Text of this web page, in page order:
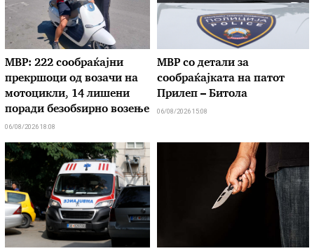
МВР: 222 сообраќајни
прекршоци од возачи на
мотоцикли, 14 лишени
поради безобѕирно возење
06/08/2026 18:08
МВР со детали за
сообраќајката на патот
Прилеп – Битола
06/08/2026 15:08